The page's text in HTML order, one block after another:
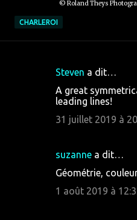
© Roland Theys
CHARLEROI
Steven a dit…
A great
leading lines!
31 juillet 2019 à
suzanne a dit…
Géométrie,
1 août 2019 à